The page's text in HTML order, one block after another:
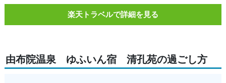
楽天トラベルで詳細を見る
由布院温泉 ゆふいん宿 清孔苑の過ごし方